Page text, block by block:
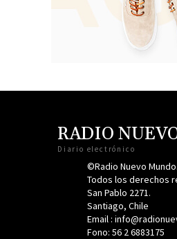
RADIO
Diario electrónico
©Radio Nuevo Mundo.
Todos los derechos
San Pablo 2271.
Santiago, Chile
Email :
Fono: 56 2 6883175